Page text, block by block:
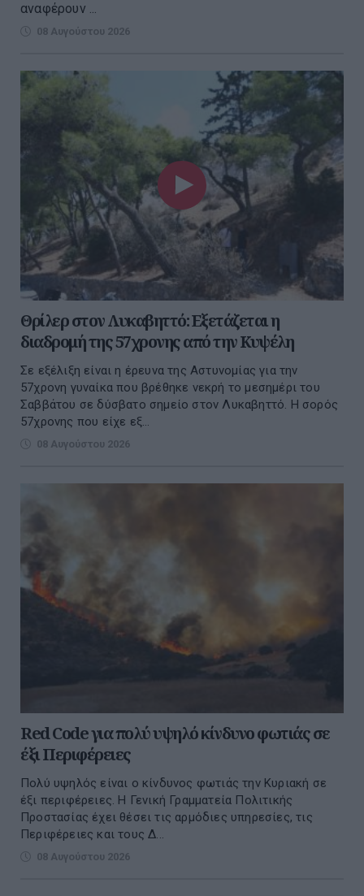
αναφέρουν ...
08 Αυγούστου 2026
Θρίλερ στον Λυκαβηττό: Εξετάζεται η
διαδρομή της 57χρονης από την Κυψέλη
Σε εξέλιξη είναι η έρευνα της Αστυνομίας για την
57χρονη γυναίκα που βρέθηκε νεκρή το μεσημέρι του
Σαββάτου σε δύσβατο σημείο στον Λυκαβηττό. Η σορός
57χρονης που είχε εξ...
08 Αυγούστου 2026
Red Code για πολύ υψηλό κίνδυνο φωτιάς σε
έξι Περιφέρειες
Πολύ υψηλός είναι ο κίνδυνος φωτιάς την Κυριακή σε
έξι περιφέρειες. H Γενική Γραμματεία Πολιτικής
Προστασίας έχει θέσει τις αρμόδιες υπηρεσίες, τις
Περιφέρειες και τους Δ...
08 Αυγούστου 2026